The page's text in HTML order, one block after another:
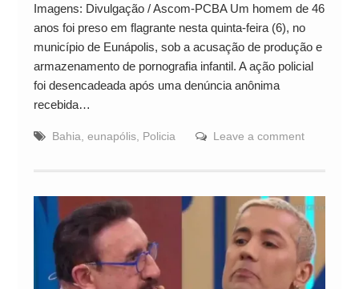
Imagens: Divulgação / Ascom-PCBA Um homem de 46
anos foi preso em flagrante nesta quinta-feira (6), no
município de Eunápolis, sob a acusação de produção e
armazenamento de pornografia infantil. A ação policial
foi desencadeada após uma denúncia anônima
recebida…
Bahia eunapólis, Policia Leave a comment